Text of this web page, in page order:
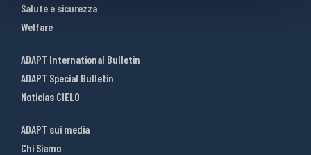
Salute e sicurezza
Welfare
ADAPT International Bulletin
ADAPT Special Bulletin
Noticias CIELO
ADAPT sui media
Chi Siamo